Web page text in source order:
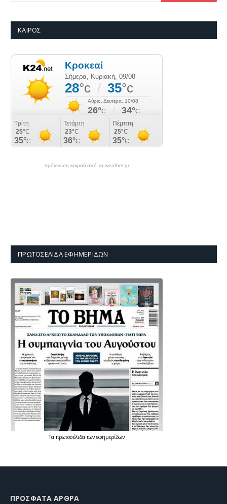
ΚΑΙΡΌΣ
πρόγνωση καιρού από το weather.gr
ΠΡΩΤΟΣΈΛΙΔΑ ΕΦΗΜΕΡΊΔΩΝ
Τα πρωτοσέλιδατων εφημερίδων
ΠΡΌΣΦΑΤΑ ΆΡΘΡΑ